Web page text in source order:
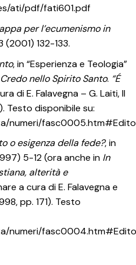
ati/pdf/fati601.pdf
per l’ecumenismo in
(2001) 132-133.
, in “Esperienza e Teologia”
Credo nello Spirito Santo. “É
di E. Falavegna – G. Laiti, Il
Testo disponibile su:
numeri/
o esigenza della fede?, in
5-12 (ora anche in In
alterità e
a cura di E. Falavegna e
pp. 171). Testo
numeri/